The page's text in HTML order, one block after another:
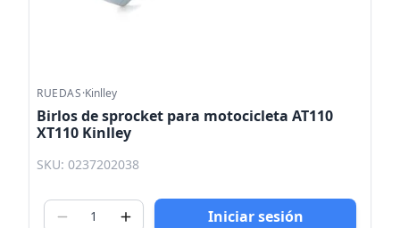
RUEDAS·Kinlley
Birlos de sprocket para motocicleta AT110
XT110 Kinlley
SKU: 0237202038
Iniciar sesión